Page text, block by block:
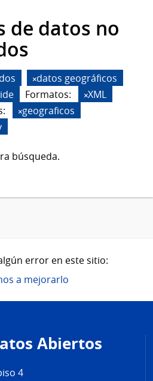
de datos no
datos geográficos
ide Formatos:
XML
geograficos
búsqueda.
error en este sitio:
a mejorarlo
Abiertos
4